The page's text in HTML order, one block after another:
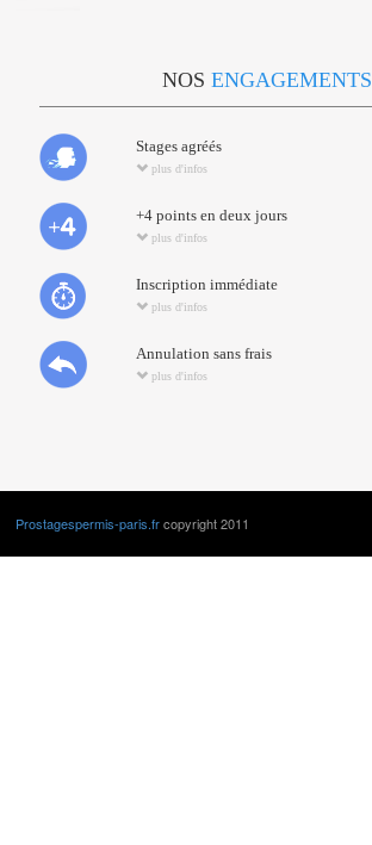
NOS ENGAGEMENTS
Stages agréés
plus d'infos
+4 points en deux jours
plus d'infos
Inscription immédiate
plus d'infos
Annulation sans frais
plus d'infos
Prostagespermis-paris.frcopyright 2011